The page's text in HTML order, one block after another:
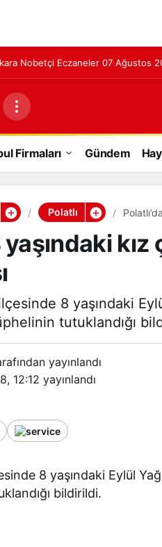
Nobetçi Eczaneler 07 Ağustos
Firmaları Gündem
Polatlı
yaşındaki
8 yaşındaki
tutuklandığı
yayınlandı
12:12 yayınlandı
8 yaşındaki Eylül
bildirildi.